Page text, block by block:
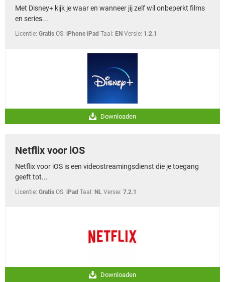
Met Disney+ kijk je waar en wanneer jij zelf wil onbeperkt films
en series...
Licentie: Gratis OS: iPhone iPad Taal: EN Versie: 1.2.1
Downloaden
Netflix voor iOS
Netflix voor iOS is een videostreamingsdienst die je toegang
geeft tot...
Licentie: Gratis OS: iPad Taal: NL Versie: 7.2.1
Downloaden